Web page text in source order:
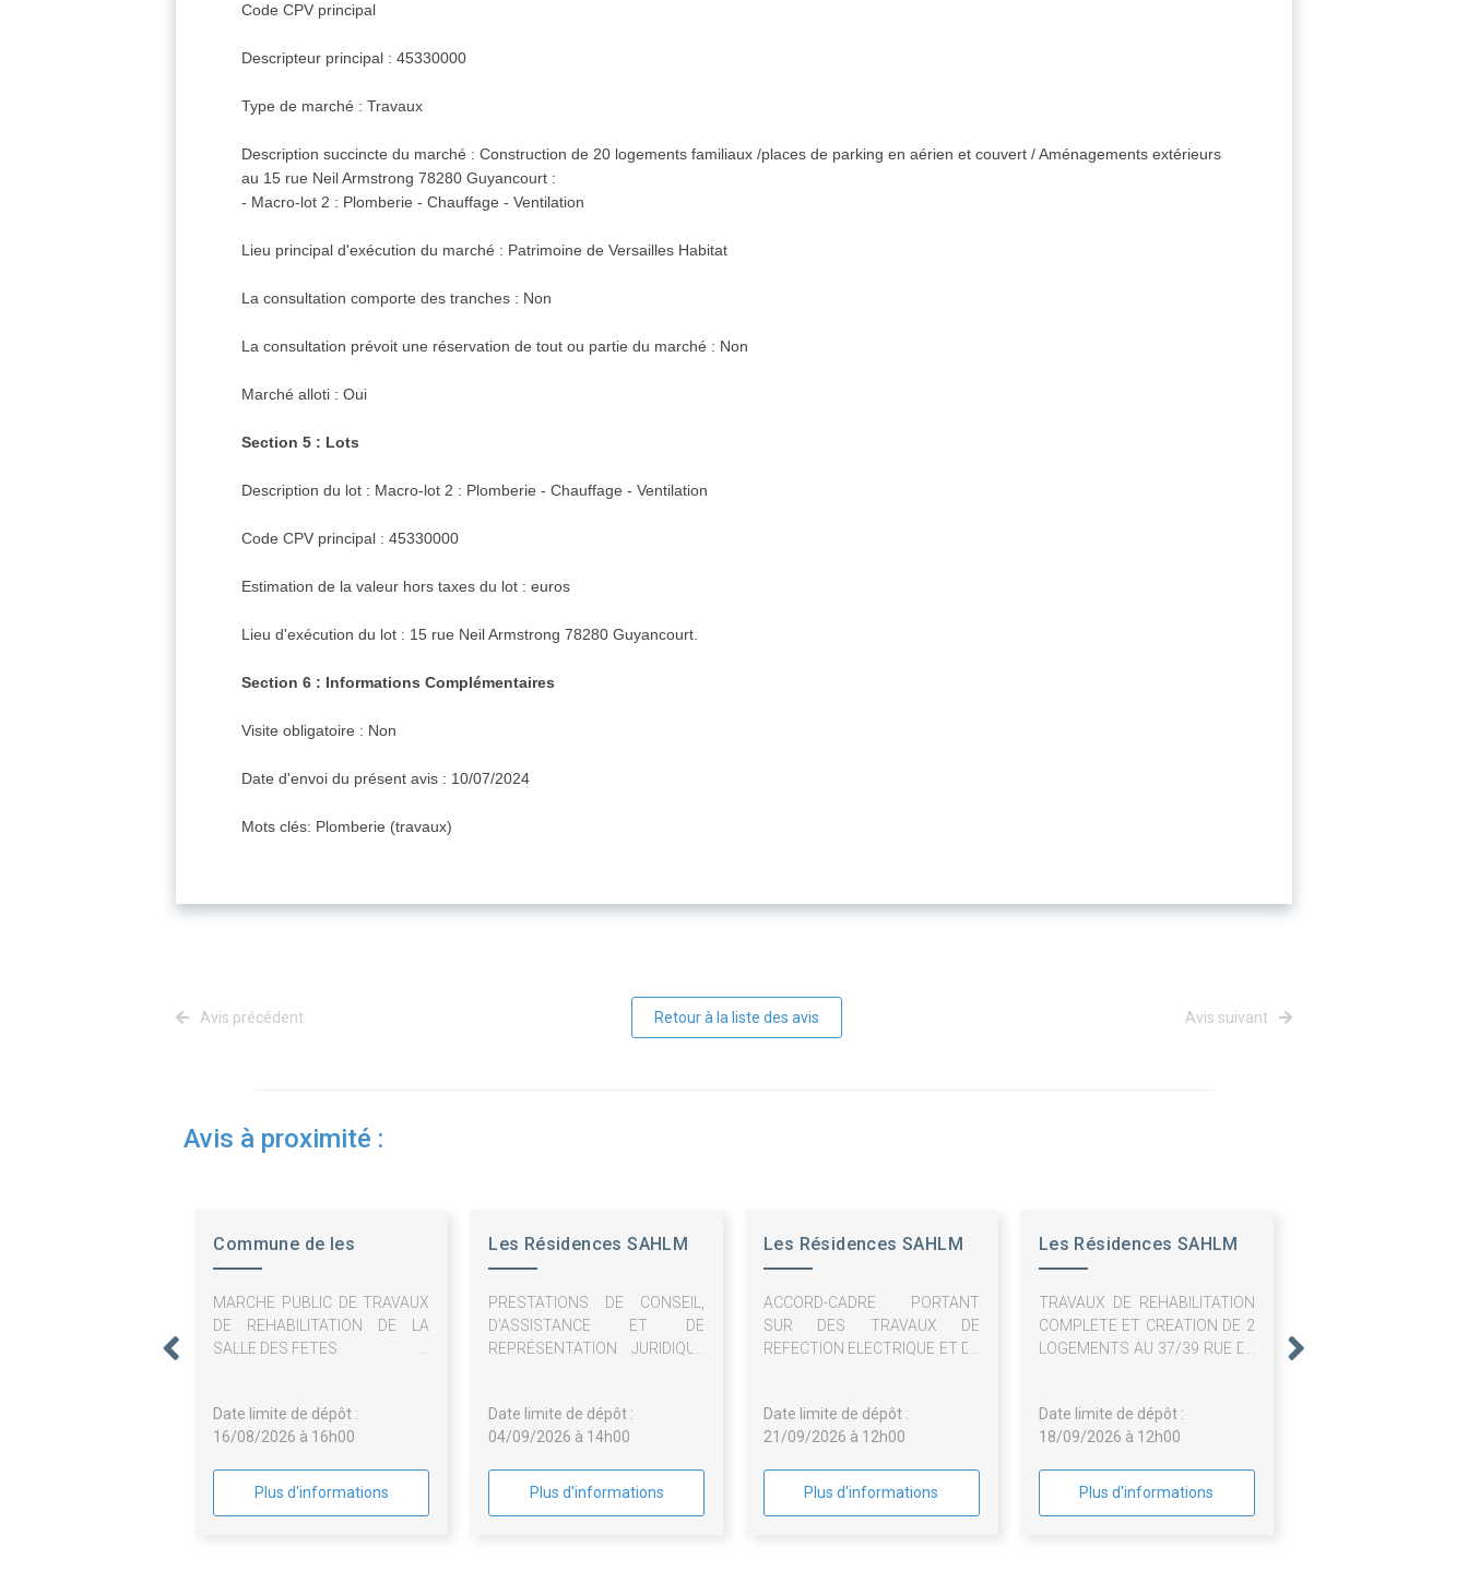
Code CPV principal
Descripteur principal : 45330000
Type de marché : Travaux
Description succincte du marché : Construction de 20 logements familiaux /places de parking en aérien et couvert / Aménagements extérieurs
au 15 rue Neil Armstrong 78280 Guyancourt :
- Macro-lot 2 : Plomberie - Chauffage - Ventilation
Lieu principal d'exécution du marché : Patrimoine de Versailles Habitat
La consultation comporte des tranches : Non
La consultation prévoit une réservation de tout ou partie du marché : Non
Marché alloti : Oui
Section 5 : Lots
Description du lot : Macro-lot 2 : Plomberie - Chauffage - Ventilation
Code CPV principal : 45330000
Estimation de la valeur hors taxes du lot : euros
Lieu d'exécution du lot : 15 rue Neil Armstrong 78280 Guyancourt.
Section 6 : Informations Complémentaires
Visite obligatoire : Non
Date d'envoi du présent avis : 10/07/2024
Mots clés: Plomberie (travaux)
Avis précédent Retour à la liste des avis Avis suivant
Avis à proximité :
Commune de les
MARCHE PUBLIC DE TRAVAUX
DE REHABILITATION DE LA
SALLE DES FETES
Date limite de dépôt :
16/08/2026 à 16h00
Plus d'informations
Les Résidences SAHLM
PRESTATIONS DE CONSEIL,
D'ASSISTANCE ET DE
REPRÉSENTATION JURIDIQUE
Date limite de dépôt :
04/09/2026 à 14h00
Plus d'informations
Les Résidences SAHLM
ACCORD-CADRE PORTANT
SUR DES TRAVAUX DE
REFECTION ELECTRIQUE ET DE
PATRIMOINE DE LA SA LES
RESIDENCES YVELINES-
Date limite de dépôt :
21/09/2026 à 12h00
Plus d'informations
Les Résidences SAHLM
TRAVAUX DE REHABILITATION
COMPLETE ET CREATION DE 2
LOGEMENTS AU 37/39 RUE DE
Date limite de dépôt :
18/09/2026 à 12h00
Plus d'informations